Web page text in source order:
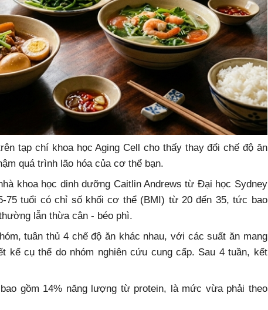
tạp chí khoa học Aging Cell cho thấy thay đổi chế độ ăn
quá trình lão hóa của cơ thể bạn.
khoa học dinh dưỡng Caitlin Andrews từ Đại học Sydney
75 tuổi có chỉ số khối cơ thể (BMI) từ 20 đến 35, tức bao
lẫn thừa cân - béo phì.
tuân thủ 4 chế độ ăn khác nhau, với các suất ăn mang
kế cụ thể do nhóm nghiên cứu cung cấp. Sau 4 tuần, kết
gồm 14% năng lượng từ protein, là mức vừa phải theo